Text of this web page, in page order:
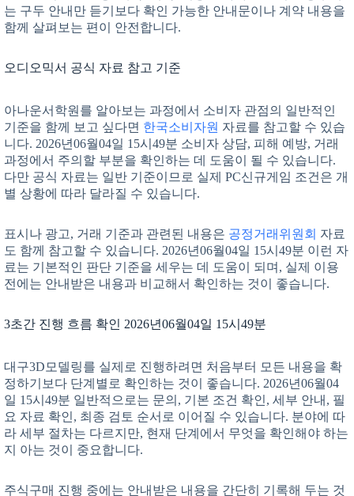
는 구두 안내만 듣기보다 확인 가능한 안내문이나 계약 내용을
함께 살펴보는 편이 안전합니다.
오디오믹서 공식 자료 참고 기준
아나운서학원를 알아보는 과정에서 소비자 관점의 일반적인
기준을 함께 보고 싶다면 한국소비자원 자료를 참고할 수 있습
니다. 2026년06월04일 15시49분 소비자 상담, 피해 예방, 거래
과정에서 주의할 부분을 확인하는 데 도움이 될 수 있습니다.
다만 공식 자료는 일반 기준이므로 실제 PC신규게임 조건은 개
별 상황에 따라 달라질 수 있습니다.
표시나 광고, 거래 기준과 관련된 내용은 공정거래위원회 자료
도 함께 참고할 수 있습니다. 2026년06월04일 15시49분 이런 자
료는 기본적인 판단 기준을 세우는 데 도움이 되며, 실제 이용
전에는 안내받은 내용과 비교해서 확인하는 것이 좋습니다.
3초간 진행 흐름 확인 2026년06월04일 15시49분
대구3D모델링를 실제로 진행하려면 처음부터 모든 내용을 확
정하기보다 단계별로 확인하는 것이 좋습니다. 2026년06월04
일 15시49분 일반적으로는 문의, 기본 조건 확인, 세부 안내, 필
요 자료 확인, 최종 검토 순서로 이어질 수 있습니다. 분야에 따
라 세부 절차는 다르지만, 현재 단계에서 무엇을 확인해야 하는
지 아는 것이 중요합니다.
주식구매 진행 중에는 안내받은 내용을 간단히 기록해 두는 것